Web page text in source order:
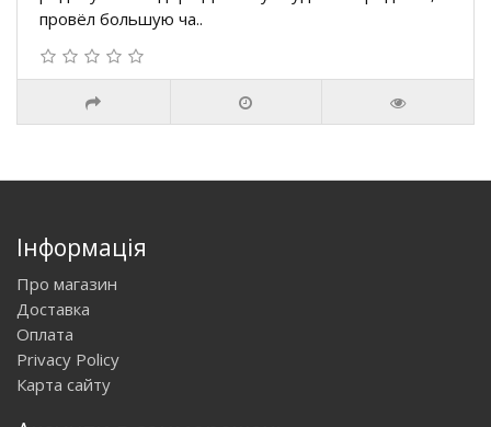
провёл большую ча..
Інформація
Про магазин
Доставка
Оплата
Privacy Policy
Карта сайту